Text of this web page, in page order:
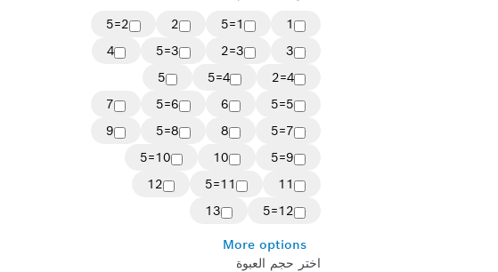
1
1=5
2
2=5
3
3=2
3=5
4
4=2
4=5
5
5=5
6
6=5
7
7=5
8
8=5
9
9=5
10
10=5
11
11=5
12
12=5
13
More options
اختر حجم العبوة